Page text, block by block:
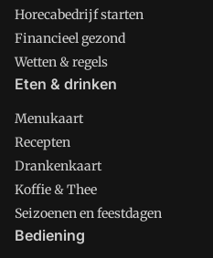
Horecabedrijf starten
Financieel gezond
Wetten & regels
Eten & drinken
Menukaart
Recepten
Drankenkaart
Koffie & Thee
Seizoenen en feestdagen
Bediening